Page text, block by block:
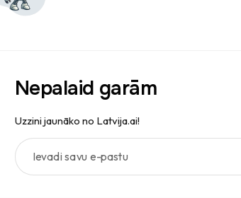
Nepalaid garām
Uzzini jaunāko no Latvija.ai!
Ievadi savu e-pastu